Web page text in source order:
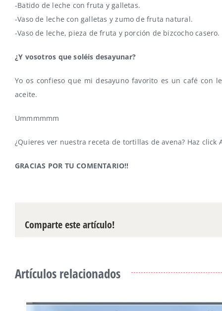
-Batido de leche con fruta y galletas.
-Vaso de leche con galletas y zumo de fruta natural.
-Vaso de leche, pieza de fruta y porción de bizcocho casero.
¿Y vosotros que soléis desayunar?
Yo os confieso que mi desayuno favorito es un café con
aceite.
Ummmmmm
¿Quieres ver nuestra receta de tortillas de avena? Haz click
GRACIAS POR TU COMENTARIO!!
Comparte este artículo!
Artículos relacionados